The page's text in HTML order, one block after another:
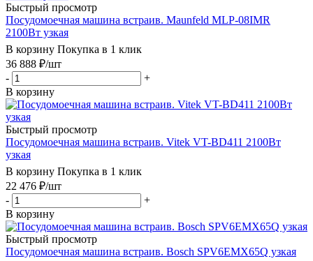
Быстрый просмотр
Посудомоечная машина встраив. Maunfeld MLP-08IMR
2100Вт узкая
В корзину Покупка в 1 клик
36 888 ₽/шт
-
+
В корзину
Быстрый просмотр
Посудомоечная машина встраив. Vitek VT-BD411 2100Вт
узкая
В корзину Покупка в 1 клик
22 476 ₽/шт
-
+
В корзину
Быстрый просмотр
Посудомоечная машина встраив. Bosch SPV6EMX65Q узкая